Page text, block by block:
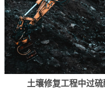
土壤修复工程中过